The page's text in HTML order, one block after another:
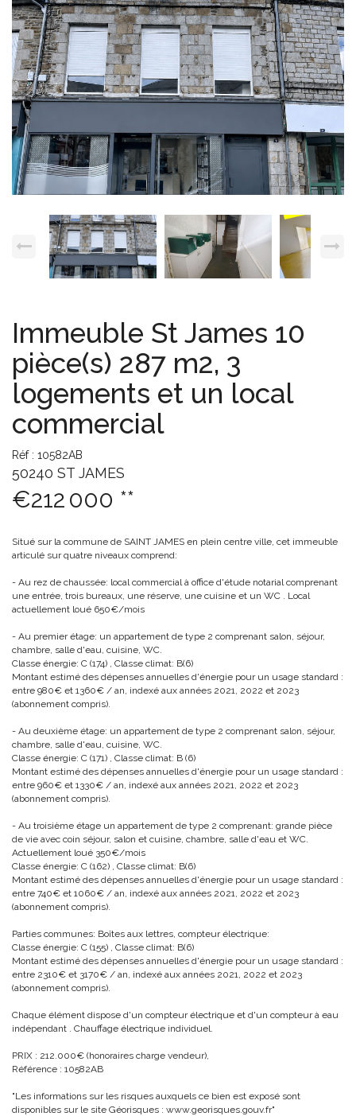
Immeuble St James 10
pièce(s) 287 m2, 3
logements et un local
commercial
Réf : 10582AB
50240 ST JAMES
€212 000 **
Situé sur la commune de SAINT JAMES en plein centre ville, cet immeuble
articulé sur quatre niveaux comprend:
- Au rez de chaussée: local commercial à office d'étude notarial comprenant
une entrée, trois bureaux, une réserve, une cuisine et un WC . Local
actuellement loué 650€/mois
- Au premier étage: un appartement de type 2 comprenant salon, séjour,
chambre, salle d'eau, cuisine, WC.
Classe énergie: C (174) , Classe climat: B(6)
Montant estimé des dépenses annuelles d'énergie pour un usage standard :
entre 980€ et 1360€ / an, indexé aux années 2021, 2022 et 2023
(abonnement compris).
- Au deuxième étage: un appartement de type 2 comprenant salon, séjour,
chambre, salle d'eau, cuisine, WC.
Classe énergie: C (171) , Classe climat: B (6)
Montant estimé des dépenses annuelles d'énergie pour un usage standard :
entre 960€ et 1330€ / an, indexé aux années 2021, 2022 et 2023
(abonnement compris).
- Au troisième étage un appartement de type 2 comprenant: grande pièce
de vie avec coin séjour, salon et cuisine, chambre, salle d'eau et WC.
Actuellement loué 350€/mois
Classe énergie: C (162) , Classe climat: B(6)
Montant estimé des dépenses annuelles d'énergie pour un usage standard :
entre 740€ et 1060€ / an, indexé aux années 2021, 2022 et 2023
(abonnement compris).
Parties communes: Boîtes aux lettres, compteur électrique:
Classe énergie: C (155) , Classe climat: B(6)
Montant estimé des dépenses annuelles d'énergie pour un usage standard :
entre 2310€ et 3170€ / an, indexé aux années 2021, 2022 et 2023
(abonnement compris).
Chaque élément dispose d'un compteur électrique et d'un compteur à eau
indépendant . Chauffage électrique individuel.
PRIX : 212.000€ (honoraires charge vendeur),
Référence : 10582AB
"Les informations sur les risques auxquels ce bien est exposé sont
disponibles sur le site Géorisques : www.georisques.gouv.fr"